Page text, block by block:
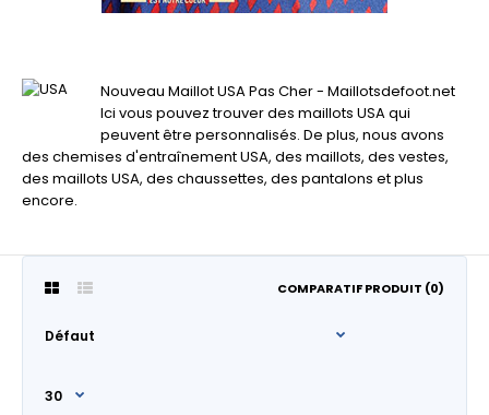
Nouveau Maillot USA Pas Cher - Maillotsdefoot.net
Ici vous pouvez trouver des maillots USA qui
peuvent être personnalisés. De plus, nous avons
des chemises d'entraînement USA, des maillots, des vestes,
des maillots USA, des chaussettes, des pantalons et plus
encore.
COMPARATIF PRODUIT (0)